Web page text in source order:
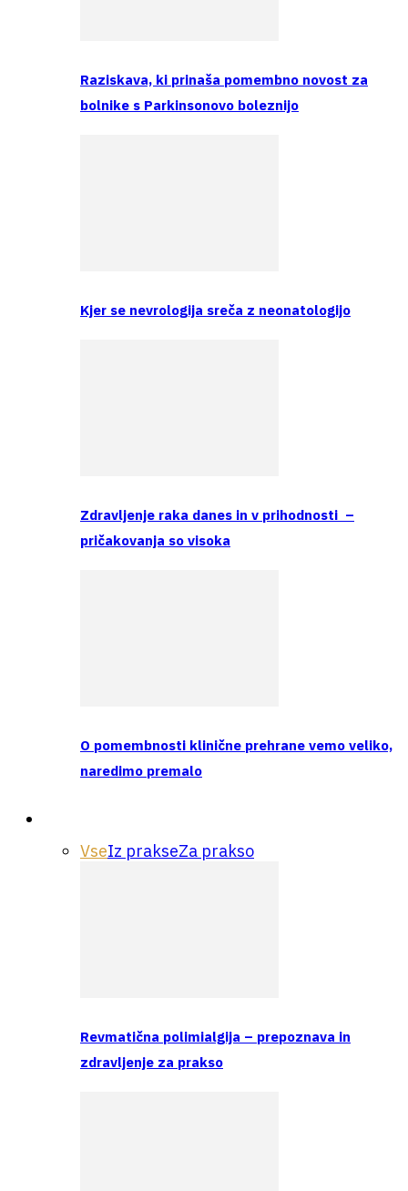
Raziskava, ki prinaša pomembno novost za
bolnike s Parkinsonovo boleznijo
Kjer se nevrologija sreča z neonatologijo
Zdravljenje raka danes in v prihodnosti –
pričakovanja so visoka
O pomembnosti klinične prehrane vemo veliko,
naredimo premalo
VseIz prakseZa prakso
Revmatična polimialgija – prepoznava in
zdravljenje za prakso